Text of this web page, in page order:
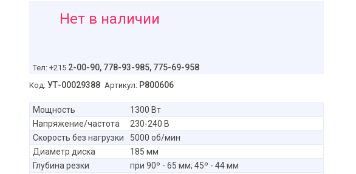
Нет в наличии
945руб
Тел: +215 2-00-90, 778-93-985, 775-69-958
Код: УТ-00029388 Артикул: P800606
Мощность
1300 Вт
Напряжение/частота
230-240 В
Скорость без нагрузки
5000 об/мин
Диаметр диска
185 мм
Глубина резки
при 90º - 65 мм; 45º - 44 мм